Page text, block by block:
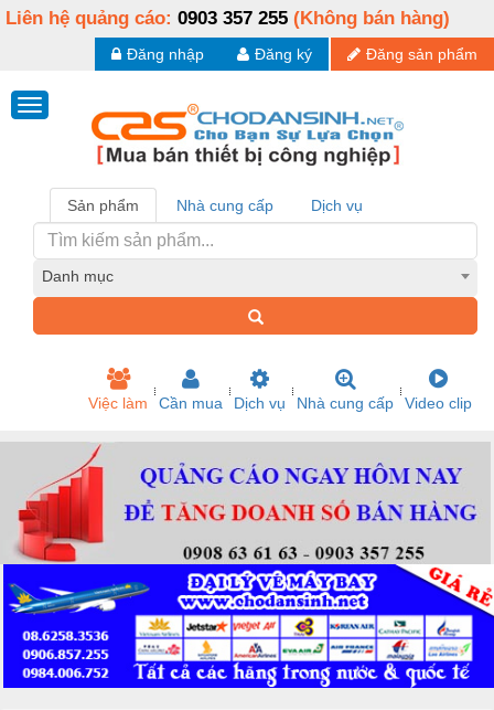
Liên hệ quảng cáo: 0903 357 255 (Không bán hàng)
Đăng sản phẩm
Đăng ký
Đăng nhập
Sản phẩm Nhà cung cấp Dịch vụ
Danh mục
Việc làm Cần mua Dịch vụ Nhà cung cấp Video clip